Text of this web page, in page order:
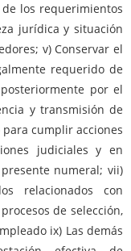
los requerimientos
jurídica y situación
v) Conservar el
requerido de
por el
y transmisión de
para cumplir acciones
judiciales y en
numeral; vii)
relacionados con
de selección,
ix) Las demás